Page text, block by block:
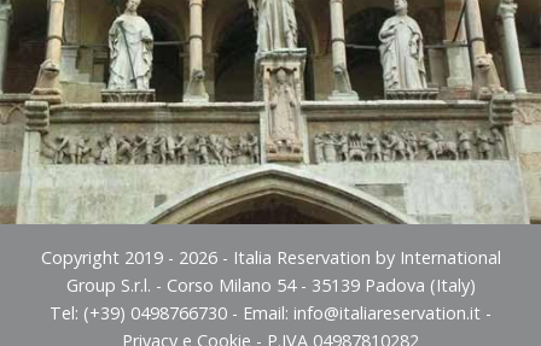
Copyright 2019 - 2026 - Italia Reservation by International
Group S.r.l. - Corso Milano 54 - 35139 Padova (Italy)
Tel: (+39) 0498766730 - Email: info@italiareservation.it -
Privacy e Cookie - P.IVA 04987810282